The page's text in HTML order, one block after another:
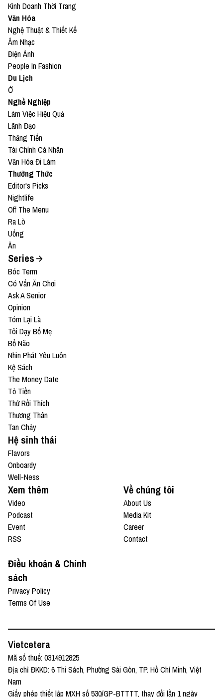
Kinh Doanh Thời Trang
Văn Hóa
Nghệ Thuật & Thiết Kế
Âm Nhạc
Điện Ảnh
People In Fashion
Du Lịch
Ở
Nghề Nghiệp
Làm Việc Hiệu Quả
Lãnh Đạo
Thăng Tiến
Tài Chính Cá Nhân
Văn Hóa Đi Làm
Thưởng Thức
Editor's Picks
Nightlife
Off The Menu
Ra Lò
Uống
Ăn
Series
Bóc Term
Có Vấn Ăn Chơi
Ask A Senior
Opinion
Tóm Lại Là
Tôi Dạy Bố Mẹ
Bổ Não
Nhìn Phát Yêu Luôn
Kệ Sách
The Money Date
Tỏ Tiền
Thử Rồi Thích
Thương Thân
Tan Chảy
Hệ sinh thái
Flavors
Onboardy
Well-Ness
Xem thêm
Video
Podcast
Event
RSS
Về chúng tôi
About Us
Media Kit
Career
Contact
Điều khoản & Chính
sách
Privacy Policy
Terms Of Use
Vietcetera
Mã số thuế: 0314912825
Địa chỉ ĐKKD: 6 Thi Sách, Phường Sài Gòn, TP. Hồ Chí Minh, Việt
Nam
Giấy phép thiết lập MXH số 530/GP-BTTTT, thay đổi lần 1 ngày